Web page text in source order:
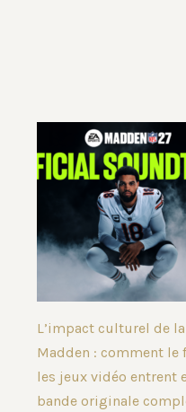
L’impact culturel de
Madden : comment
les jeux vidéo entrent
bande originale